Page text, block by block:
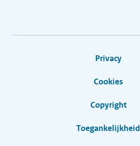
Privacy
Cookies
Copyright
Toegankelijkheid